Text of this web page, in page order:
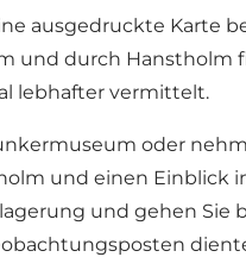
ausgedruckte Karte
und durch Hanstholm
lebhafter vermittelt.
oder
und einen Einblick
und gehen